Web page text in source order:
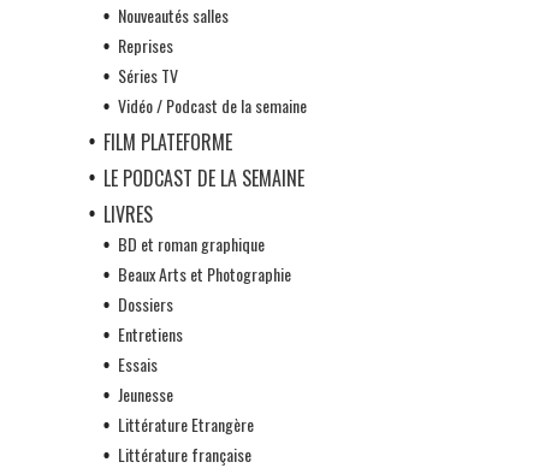
Nouveautés salles
Reprises
Séries TV
Vidéo / Podcast de la semaine
FILM PLATEFORME
LE PODCAST DE LA SEMAINE
LIVRES
BD et roman graphique
Beaux Arts et Photographie
Dossiers
Entretiens
Essais
Jeunesse
Littérature Etrangère
Littérature française